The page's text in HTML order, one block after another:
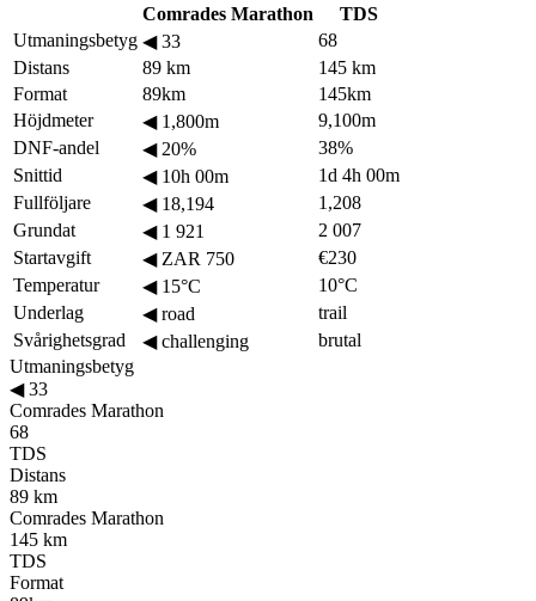
Comrades Marathon
TDS
Utmaningsbetyg ◀33
68
Distans
89 km
145 km
Format
89km
145km
Höjdmeter
◀1,800m
9,100m
DNF-andel
◀20%
38%
Snittid
◀10h 00m
1d 4h 00m
Fullföljare
◀18,194
1,208
Grundat
◀1 921
2 007
Startavgift
◀ZAR 750
€230
Temperatur
◀15°C
10°C
Underlag
◀road
trail
Svårighetsgrad
◀challenging
brutal
Utmaningsbetyg
◀33
Comrades Marathon
68
TDS
Distans
89 km
Comrades Marathon
145 km
TDS
Format